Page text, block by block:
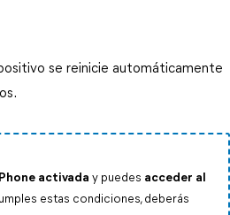
se reinicie automáticamente
activada y puedes acceder al
estas condiciones, deberás